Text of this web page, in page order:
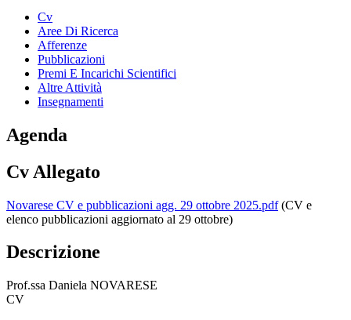
Cv
Aree Di Ricerca
Afferenze
Pubblicazioni
Premi E Incarichi Scientifici
Altre Attività
Insegnamenti
Agenda
Cv Allegato
Novarese CV e pubblicazioni agg. 29 ottobre 2025.pdf(CV e
elenco pubblicazioni aggiornato al 29 ottobre)
Descrizione
Prof.ssa Daniela NOVARESE
CV